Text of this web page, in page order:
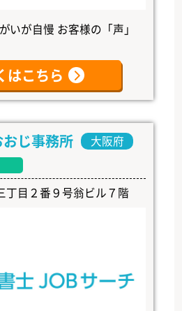
いが自慢 お客様の「声」
はこちら
じ事務所 大阪府
丁目２番９号翁ビル７階